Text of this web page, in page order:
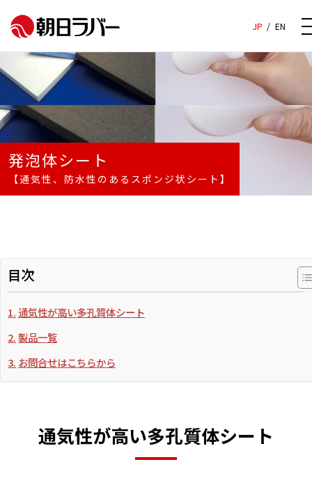
JP / EN
発泡体シート
【通気性、防水性のあるスポンジ状シート】
目次
通気性が高い多孔質体シート
製品一覧
お問合せはこちらから
通気性が高い多孔質体シート